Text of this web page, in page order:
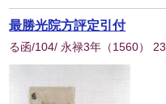
最勝光院方評定引付
る函/104/ 永禄3年 （1560）